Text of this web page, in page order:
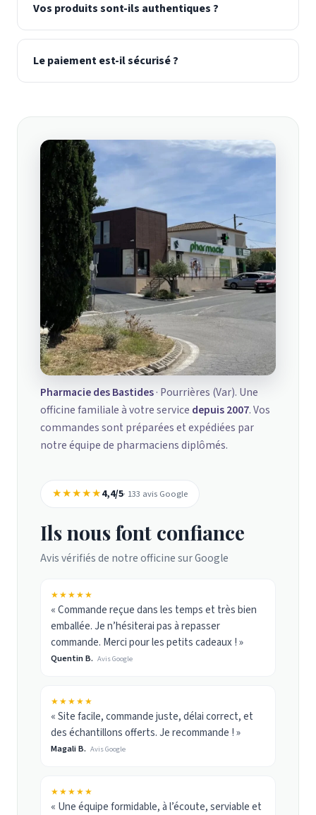
Vos produits sont-ils authentiques ?
Le paiement est-il sécurisé ?
Pharmacie des Bastides· Pourrières (Var). Une
officine familiale à votre service depuis 2007. Vos
commandes sont préparées et expédiées par
notre équipe de pharmaciens diplômés.
★★★★★4,4/5· 133 avis Google
Ils nous font confiance
Avis vérifiés de notre officine sur Google
★★★★★
« Commande reçue dans les temps et très bien
emballée. Je n’hésiterai pas à repasser
commande. Merci pour les petits cadeaux ! »
Quentin B. Avis Google
★★★★★
« Site facile, commande juste, délai correct, et
des échantillons offerts. Je recommande ! »
Magali B. Avis Google
★★★★★
« Une équipe formidable, à l’écoute, serviable et